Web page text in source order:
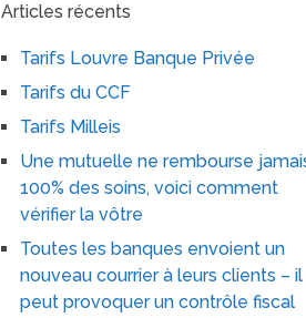
Articles récents
Tarifs Louvre Banque Privée
Tarifs du CCF
Tarifs Milleis
Une mutuelle ne rembourse
100% des soins, voici comment
vérifier la vôtre
Toutes les banques envoient un
nouveau courrier à leurs clients – il
peut provoquer un contrôle fiscal